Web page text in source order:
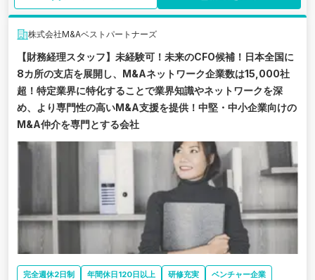
株式会社M&Aベストパートナーズ
【財務経理スタッフ】未経験可！未来のCFO候補！日本全国に
8カ所の支店を展開し、M&Aネットワーク企業数は15,000社
超！特定業界に特化することで業界知識やネットワークを深
め、より専門性の高いM&A支援を提供！中堅・中小企業向けの
M&A仲介を専門とする会社
完全週休2日制 年間休日120日以上 研修充実
ベンチャー企業